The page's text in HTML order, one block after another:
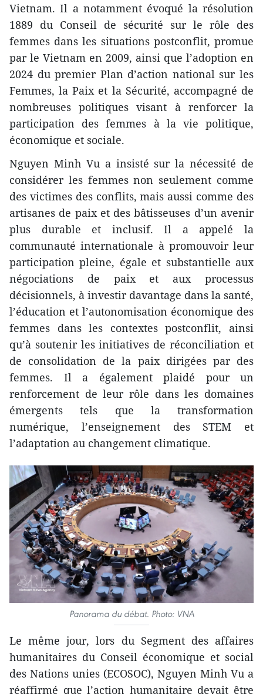
Vietnam. Il a notamment évoqué la résolution
1889 du Conseil de sécurité sur le rôle des
femmes dans les situations postconflit, promue
par le Vietnam en 2009, ainsi que l’adoption en
2024 du premier Plan d’action national sur les
Femmes, la Paix et la Sécurité, accompagné de
nombreuses politiques visant à renforcer la
participation des femmes à la vie politique,
économique et sociale.
Nguyen Minh Vu a insisté sur la nécessité de
considérer les femmes non seulement comme
des victimes des conflits, mais aussi comme des
artisanes de paix et des bâtisseuses d’un avenir
plus durable et inclusif. Il a appelé la
communauté internationale à promouvoir leur
participation pleine, égale et substantielle aux
négociations de paix et aux processus
décisionnels, à investir davantage dans la santé,
l’éducation et l’autonomisation économique des
femmes dans les contextes postconflit, ainsi
qu’à soutenir les initiatives de réconciliation et
de consolidation de la paix dirigées par des
femmes. Il a également plaidé pour un
renforcement de leur rôle dans les domaines
émergents tels que la transformation
numérique, l’enseignement des STEM et
l’adaptation au changement climatique.
Panorama du débat. Photo: VNA
Le même jour, lors du Segment des affaires
humanitaires du Conseil économique et social
des Nations unies (ECOSOC), Nguyen Minh Vu a
réaffirmé que l’action humanitaire devait être